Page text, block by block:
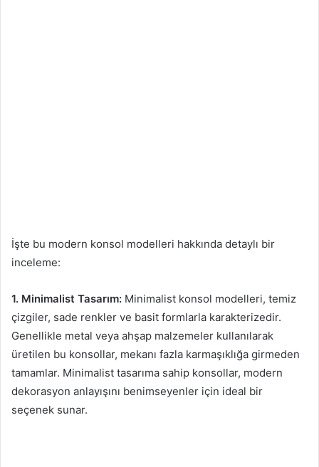
İşte bu modern konsol modelleri hakkında detaylı bir
inceleme:
1. Minimalist Tasarım: Minimalist konsol modelleri, temiz
çizgiler, sade renkler ve basit formlarla karakterizedir.
Genellikle metal veya ahşap malzemeler kullanılarak
üretilen bu konsollar, mekanı fazla karmaşıklığa girmeden
tamamlar. Minimalist tasarıma sahip konsollar, modern
dekorasyon anlayışını benimseyenler için ideal bir
seçenek sunar.